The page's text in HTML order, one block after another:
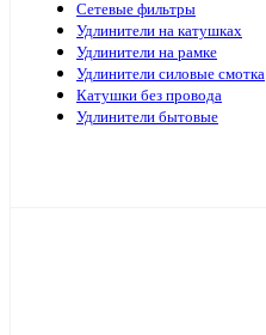
Сетевые фильтры
Удлинители на катушках
Удлинители на рамке
Удлинители силовые смотка
Катушки без провода
Удлинители бытовые